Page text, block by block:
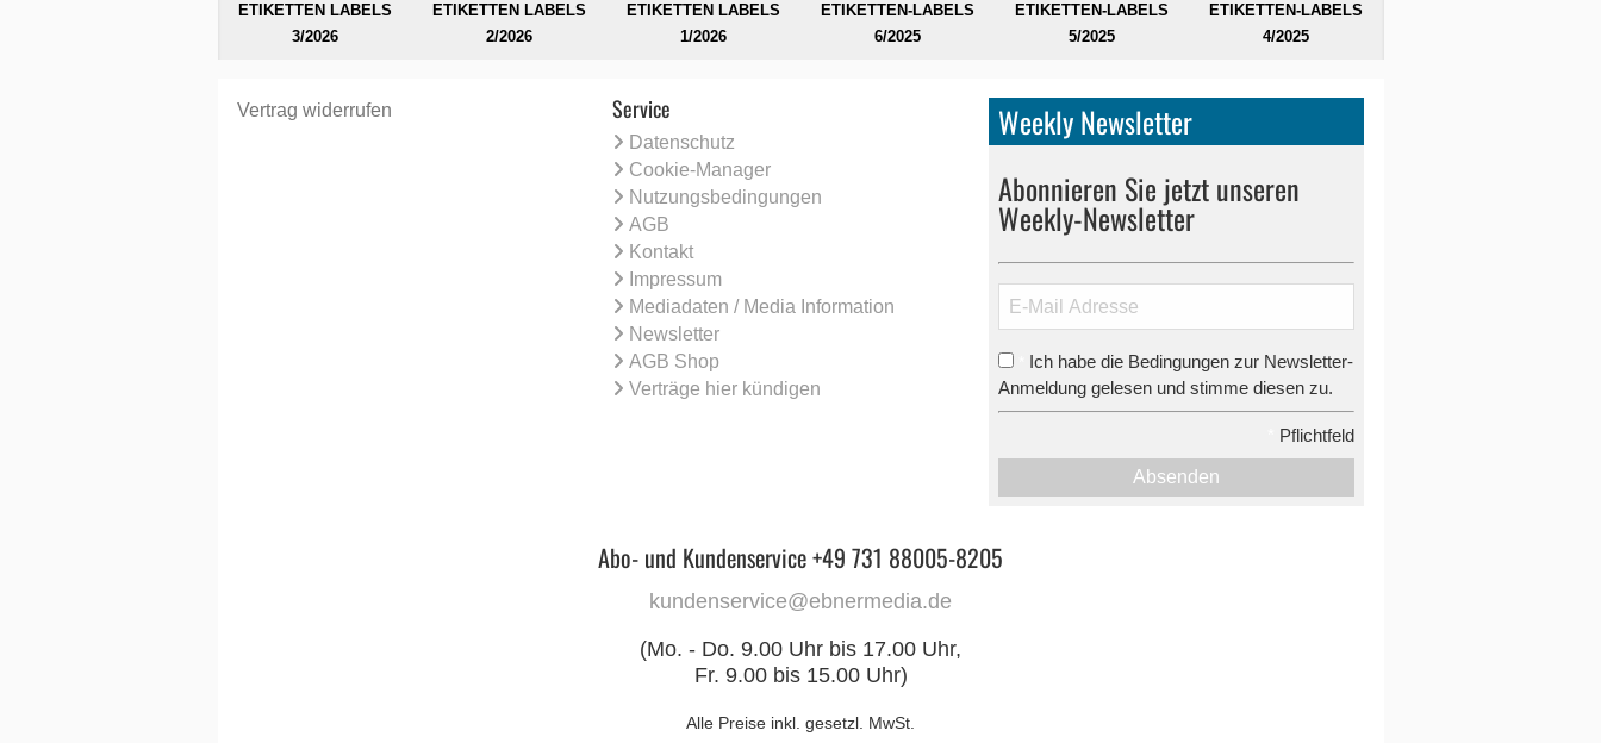
ETIKETTEN LABELS
3/2026
ETIKETTEN LABELS
2/2026
ETIKETTEN LABELS
1/2026
ETIKETTEN-LABELS
6/2025
ETIKETTEN-LABELS
5/2025
ETIKETTEN-LABELS
4/2025
Vertrag widerrufen Service
Datenschutz
Cookie-Manager
Nutzungsbedingungen
AGB
Kontakt
Impressum
Mediadaten / Media Information
Newsletter
AGB Shop
Verträge hier kündigen
Weekly Newsletter
Abonnieren Sie jetzt unseren
Weekly-Newsletter
Ich habe die Bedingungen zur Newsletter-
Anmeldung gelesen und stimme diesen zu.
Pflichtfeld
Absenden
Abo- und Kundenservice +49 731 88005-8205
kundenservice@ebnermedia.de
(Mo. - Do. 9.00 Uhr bis 17.00 Uhr,
Fr. 9.00 bis 15.00 Uhr)
Alle Preise inkl. gesetzl. MwSt.